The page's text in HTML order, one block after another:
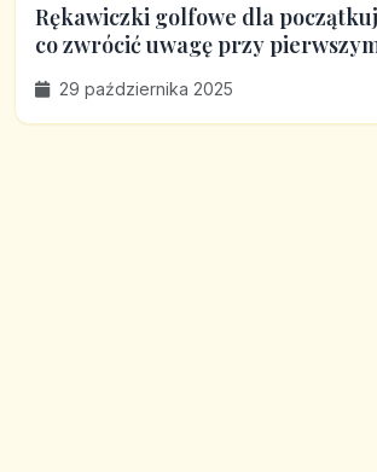
Rękawiczki golfowe dla
co zwrócić uwagę przy
29 października 2025